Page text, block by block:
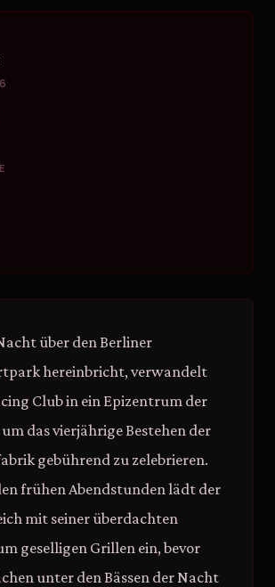
über den Berliner
hereinbricht, verwandelt
Club in ein Epizentrum der
das vierjährige Bestehen der
gebührend zu zelebrieren.
frühen Abendstunden lädt der
mit seiner überdachten
geselligen Grillen ein, bevor
unter den Bässen der Nacht